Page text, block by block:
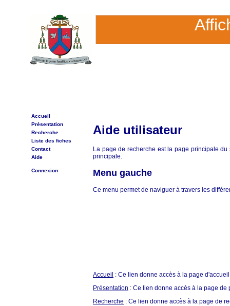
Accueil
Présentation
Recherche
Liste des fiches
Contact
Aide
Connexion
Aide utilisateur
La page de recherche est la page principale
principale.
Menu gauche
Ce menu permet de naviguer à travers les
Accueil : Ce lien donne accès à la page
Présentation : Ce lien donne accès à la page de
Recherche : Ce lien donne accès à la page de